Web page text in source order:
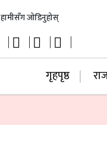
हामीसँग जोडिनुहोस्
गृहपृष्ठ